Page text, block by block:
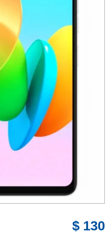
130 $